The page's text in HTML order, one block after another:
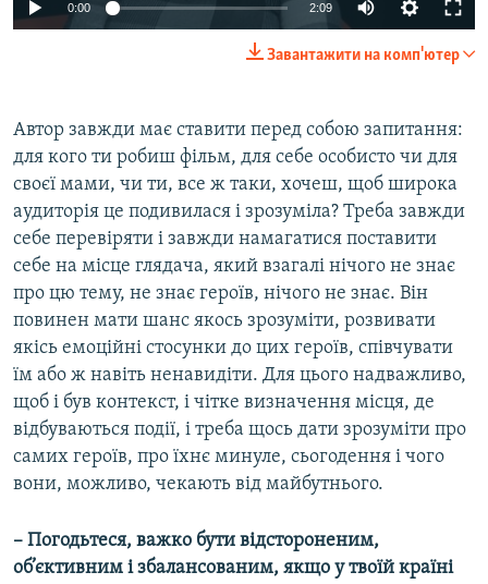
0:00 2:09
Завантажити на комп'ютер
​Автор завжди має ставити перед собою запитання:
для кого ти робиш фільм, для себе особисто чи для
своєї мами, чи ти, все ж таки, хочеш, щоб широка
аудиторія це подивилася і зрозуміла? Треба завжди
себе перевіряти і завжди намагатися поставити
себе на місце глядача, який взагалі нічого не знає
про цю тему, не знає героїв, нічого не знає. Він
повинен мати шанс якось зрозуміти, розвивати
якісь емоційні стосунки до цих героїв, співчувати
їм або ж навіть ненавидіти. Для цього надважливо,
щоб і був контекст, і чітке визначення місця, де
відбуваються події, і треба щось дати зрозуміти про
самих героїв, про їхнє минуле, сьогодення і чого
вони, можливо, чекають від майбутнього.
– Погодьтеся, важко бути відстороненим,
об’єктивним і збалансованим, якщо у твоїй країні